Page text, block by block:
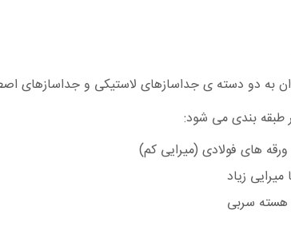
به دو دسته ی جداسازهای لاستيكی و جداسازهای
طبقه بندی می شود:
های فولادی (میرایی کم)
زیاد
هسته سربی